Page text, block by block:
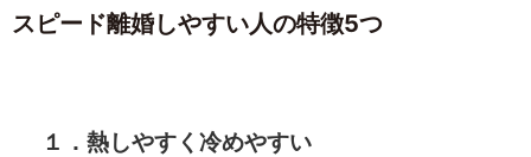
スピード離婚しやすい人の特徴5つ
１．熱しやすく冷めやすい